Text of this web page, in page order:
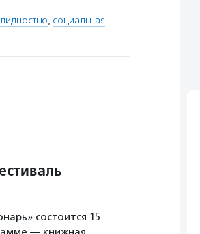
, социальная
состоится 15